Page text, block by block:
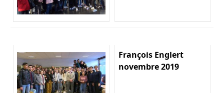
François Englert
novembre 2019